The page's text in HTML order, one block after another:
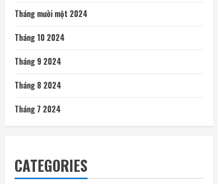
Tháng mười một 2024
Tháng 10 2024
Tháng 9 2024
Tháng 8 2024
Tháng 7 2024
CATEGORIES